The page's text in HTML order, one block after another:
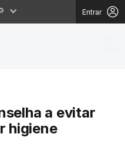
Entrar
a evitar
higiene